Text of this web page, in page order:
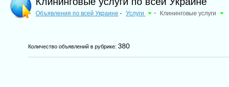
Объявления по всей Украине - Услуги - Клининговые услуги
Количество объявлений в рубрике:380